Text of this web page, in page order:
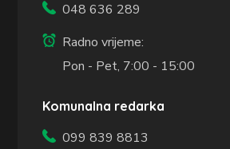
048 636 289
Radno vrijeme:
Pon - Pet, 7:00 - 15:00
Komunalna redarka
099 839 8813